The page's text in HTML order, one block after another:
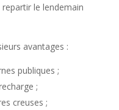
le lendemain
avantages :
publiques ;
;
creuses ;